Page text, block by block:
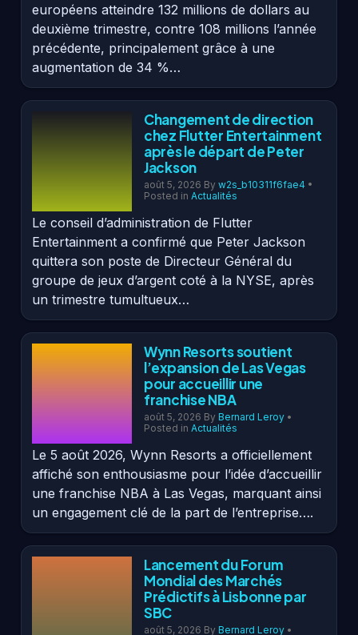
européens atteindre 132 millions de dollars au
deuxième trimestre, contre 108 millions l’année
précédente, principalement grâce à une
augmentation de 34 %…
Changement de direction
chez Flutter Entertainment
après le départ de Peter
Jackson
août 5, 2026 By w2s_b10311f6fae4 •
Posted in Actualités
Le conseil d’administration de Flutter
Entertainment a confirmé que Peter Jackson
quittera son poste de Directeur Général du
groupe de jeux d’argent coté à la NYSE, après
un trimestre tumultueux…
Wynn Resorts soutient
l’expansion de Las Vegas
pour accueillir une
franchise NBA
août 5, 2026 By Bernard Leroy •
Posted in Actualités
Le 5 août 2026, Wynn Resorts a officiellement
affiché son enthousiasme pour l’idée d’accueillir
une franchise NBA à Las Vegas, marquant ainsi
un engagement clé de la part de l’entreprise….
Lancement du Forum
Mondial des Marchés
Prédictifs à Lisbonne par
SBC
août 5, 2026 By Bernard Leroy •